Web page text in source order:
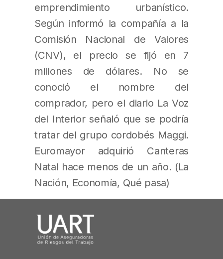
emprendimiento urbanístico.
Según informó la compañía a la
Comisión Nacional de Valores
(CNV), el precio se fijó en 7
millones de dólares. No se
conoció el nombre del
comprador, pero el diario La Voz
del Interior señaló que se podría
tratar del grupo cordobés Maggi.
Euromayor adquirió Canteras
Natal hace menos de un año. (La
Nación, Economía, Qué pasa)